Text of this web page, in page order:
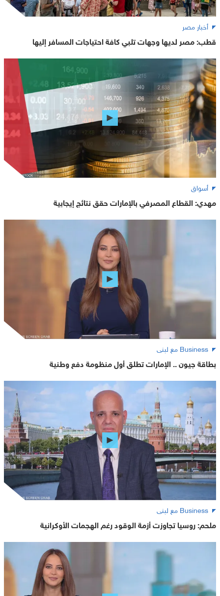
أخبار مصر
قطب: مصر لديها وجهات تلبي كافة احتياجات المسافر إليها
أسواق
مهدي: القطاع المصرفي بالإمارات حقق نتائج إيجابية
Business مع لبنى
بطاقة جيون .. الإمارات تطلق أول منظومة دفع وطنية
Business مع لبنى
ملحم: روسيا تجاوزت أزمة الوقود رغم الهجمات الأوكرانية